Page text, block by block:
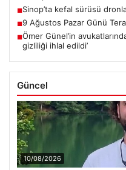
■Sinop’ta kefal sürüsü
■9 Ağustos Pazar Günü
■Ömer Günel’in
gizliliği ihlal edildi’
Güncel
10/08/2026